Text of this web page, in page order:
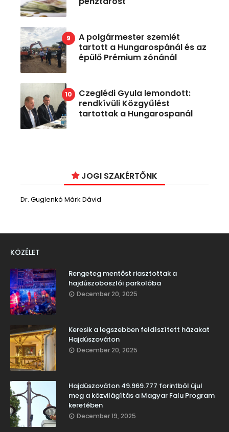
A polgármester szemlét
tartott a Hungarospánál és az
épülő Prémium zónánál
Czeglédi Gyula lemondott:
rendkívüli Közgyűlést
tartottak a Hungarospanál
JOGI SZAKÉRTŐNK
Dr. Guglenkó Márk Dávid
KÖZÉLET
Rengeteg mentőst riasztottak a
hajdúszoboszlói parkolóba
December 20, 2025
Keresik a legszebben feldíszített házakat
Hajdúszováton
December 20, 2025
Hajdúszováton 49.969.777 forintból újul
meg a közvilágítás a Magyar Falu Program
keretében
December 19, 2025